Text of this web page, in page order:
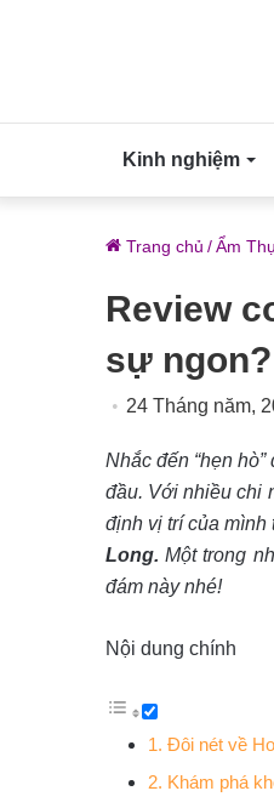
Kinh nghiệm
Trang chủ /Ẩm
Review
sự ngon?
24 Tháng năm,
Nhắc đến “hẹn
đầu. Với nhiều chi
định vị trí của
Long.Một trong
đám này nhé!
Nội dung chính
1. Đôi nét về
2. Khám phá